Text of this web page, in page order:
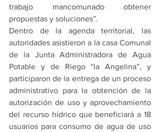
trabajo mancomunado obtener
propuestas y soluciones”.
Dentro de la agenda territorial, las
autoridades asistieron a la casa Comunal
de la Junta Administradora de Agua
Potable y de Riego “la Angelina”, y
participaron de la entrega de un proceso
administrativo para la obtención de la
autorización de uso y aprovechamiento
del recurso hídrico que beneficiará a 18
usuarios para consumo de agua de uso